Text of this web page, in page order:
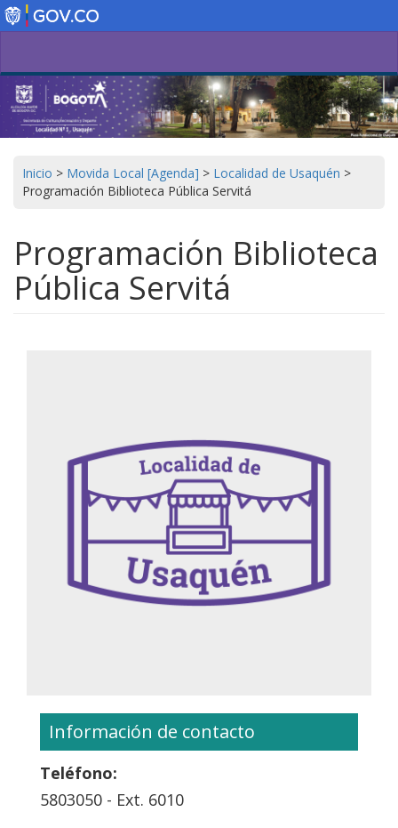
Pasar
al
Inicio > Movida Local [Agenda] > Localidad de Usaquén >
Programación Biblioteca Pública Servitá
Programación Biblioteca
Pública Servitá
Información de contacto
Teléfono:
5803050 - Ext. 6010